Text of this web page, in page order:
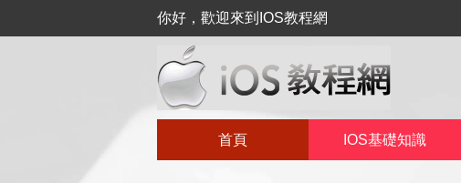
你好，歡迎來到IOS教程網
首頁 IOS基礎知識